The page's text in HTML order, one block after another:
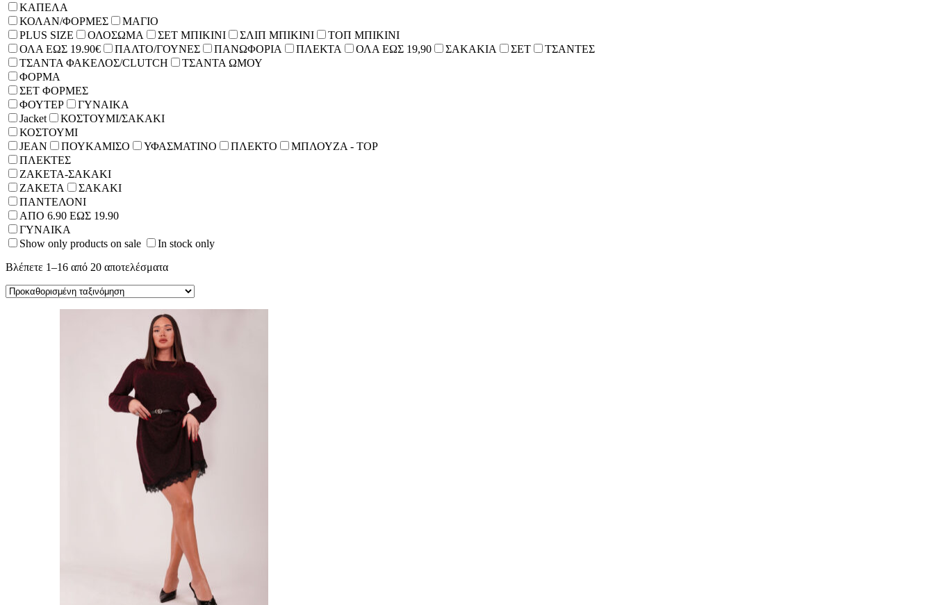
ΚΑΠΕΛΑ
ΚΟΛΑΝ/ΦΟΡΜΕΣ
ΜΑΓΙΟ
PLUS SIZE
ΟΛΟΣΩΜΑ ΣΕΤ ΜΠΙΚΙΝΙ ΣΛΙΠ ΜΠΙΚΙΝΙ
ΤΟΠ ΜΠΙΚΙΝΙ
ΟΛΑ ΕΩΣ 19.90€
ΠΑΛΤΟ/ΓΟΥΝΕΣ ΠΑΝΩΦΟΡΙΑ ΠΛΕΚΤΑ ΟΛΑ ΕΩΣ 19,90 ΣΑΚΑΚΙΑ ΣΕΤ
ΤΣΑΝΤΕΣ
ΤΣΑΝΤΑ ΦΑΚΕΛΟΣ/CLUTCH
ΤΣΑΝΤΑ ΩΜΟΥ
ΦΟΡΜΑ
ΣΕΤ ΦΟΡΜΕΣ
ΦΟΥΤΕΡ
ΓΥΝΑΙΚΑ
Jacket
ΚΟΣΤΟΥΜΙ/ΣΑΚΑΚΙ
ΚΟΣΤΟΥΜΙ
JEAN
ΠΟΥΚΑΜΙΣΟ ΥΦΑΣΜΑΤΙΝΟ ΠΛΕΚΤΟ
ΜΠΛΟΥΖΑ - TOP
ΠΛΕΚΤΕΣ
ΖΑΚΕΤΑ-ΣΑΚΑΚΙ
ΖΑΚΕΤΑ
ΣΑΚΑΚΙ
ΠΑΝΤΕΛΟΝΙ
ΑΠΟ 6.90 ΕΩΣ 19.90
ΓΥΝΑΙΚΑ
Show only products on sale
In stock only
Βλέπετε 1–16 από 20 αποτελέσματα